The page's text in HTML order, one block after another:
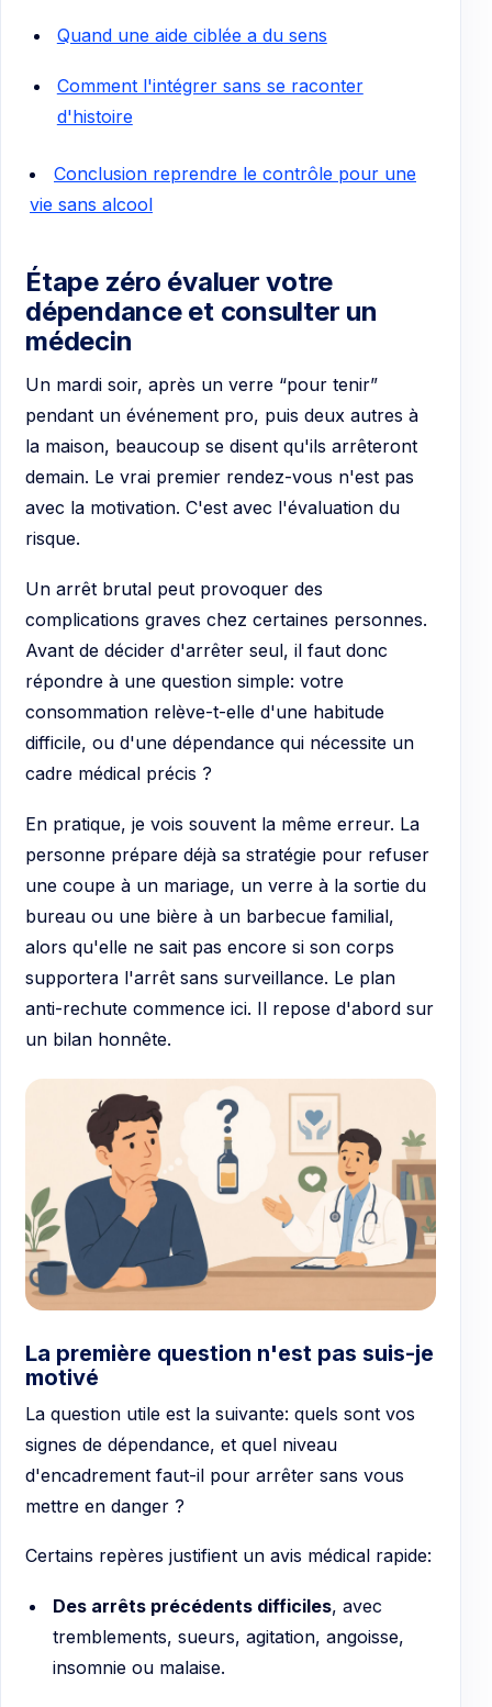
Quand une aide ciblée a du sens
Comment l'intégrer sans se raconter
d'histoire
Conclusion reprendre le contrôle pour une
vie sans alcool
Étape zéro évaluer votre
dépendance et consulter un
médecin
Un mardi soir, après un verre “pour tenir”
pendant un événement pro, puis deux autres à
la maison, beaucoup se disent qu'ils arrêteront
demain. Le vrai premier rendez-vous n'est pas
avec la motivation. C'est avec l'évaluation du
risque.
Un arrêt brutal peut provoquer des
complications graves chez certaines personnes.
Avant de décider d'arrêter seul, il faut donc
répondre à une question simple: votre
consommation relève-t-elle d'une habitude
difficile, ou d'une dépendance qui nécessite un
cadre médical précis ?
En pratique, je vois souvent la même erreur. La
personne prépare déjà sa stratégie pour refuser
une coupe à un mariage, un verre à la sortie du
bureau ou une bière à un barbecue familial,
alors qu'elle ne sait pas encore si son corps
supportera l'arrêt sans surveillance. Le plan
anti-rechute commence ici. Il repose d'abord sur
un bilan honnête.
La première question n'est pas suis-je
motivé
La question utile est la suivante: quels sont vos
signes de dépendance, et quel niveau
d'encadrement faut-il pour arrêter sans vous
mettre en danger ?
Certains repères justifient un avis médical rapide:
Des arrêts précédents difficiles, avec
tremblements, sueurs, agitation, angoisse,
insomnie ou malaise.